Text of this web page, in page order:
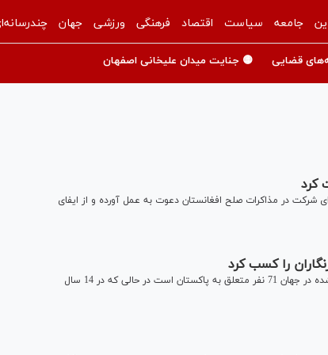
جامعه سیاست اقتصاد فرهنگی ورزشی جهان
قضایی 🟡 جنایت میدان علیخانی اصفهان
کرد
شرکت در مذاکرات صلح افغانستان دعوت به عمل آورده و از ایفای
را کسب کرد
سازمان ملل متحد با انتشار گزارشی اعلام کرد که از 700 خبرنگار کشته شده در جهان 71 نفر متعلق به پاکستان است در حالی که در 14 سال